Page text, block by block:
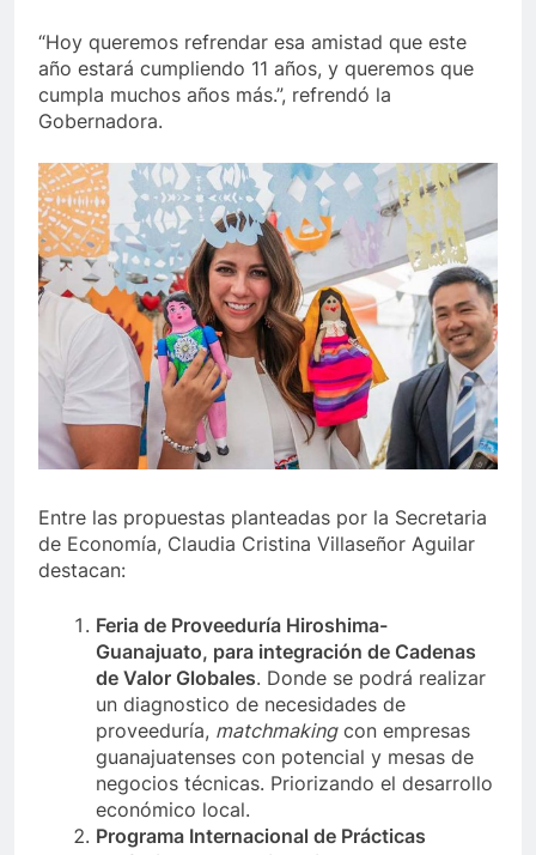
“Hoy queremos refrendar esa amistad que este
año estará cumpliendo 11 años, y queremos que
cumpla muchos años más.”, refrendó la
Gobernadora.
Entre las propuestas planteadas por la Secretaria
de Economía, Claudia Cristina Villaseñor Aguilar
destacan:
Feria de Proveeduría Hiroshima-
Guanajuato, para integración de Cadenas
de Valor Globales. Donde se podrá realizar
un diagnostico de necesidades de
proveeduría, matchmakingcon empresas
guanajuatenses con potencial y mesas de
negocios técnicas. Priorizando el desarrollo
económico local.
Programa Internacional de Prácticas